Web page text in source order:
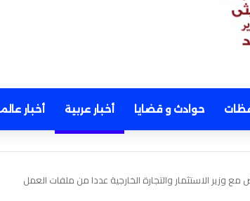
حوادث و قضايا أخبار عربية أخبار
وزير الاستثمار والتجارة الخارجية عددا من ملفات العمل